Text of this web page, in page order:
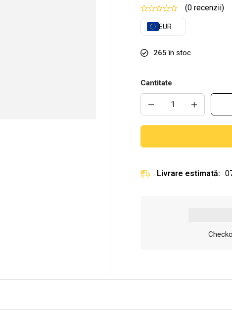
(0 recenzii)
EUR
265 în stoc
Cantitate
Livrare estimată: